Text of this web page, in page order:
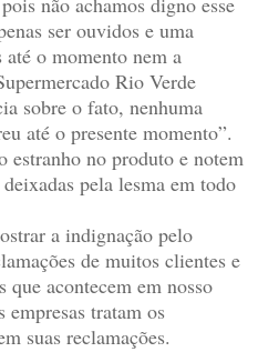
ser ouvidos e uma
até o momento nem a
Rio Verde
sobre o fato, nenhuma
até o presente momento”.
estranho no produto e notem
pela lesma em todo
a indignação pelo
de muitos clientes e
acontecem em nosso
empresas tratam os
suas reclamações.